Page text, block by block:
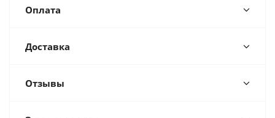
Оплата
Доставка
Отзывы